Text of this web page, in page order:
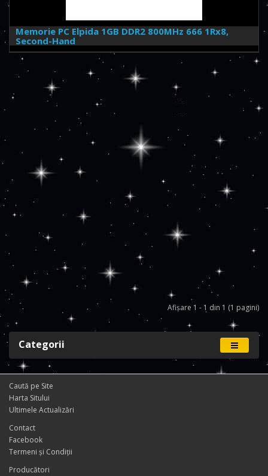
Memorie PC Elpida 1GB DDR2 800MHz 666 1Rx8,
Second-Hand
Afişare 1 - 1 din 1 (1 pagini)
Categorii
Caută pe Site
Harta Sitului
Ultimele Actualizări
Contact
Facebook
Termeni și Condiţii
Producători